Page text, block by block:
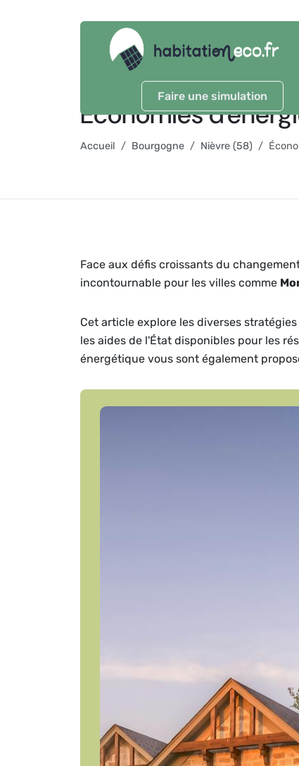
Faire une simulation
Économies
Accueil Bourgogne Nièvre (58)
Face aux défis croissants du
incontournable pour les villes comme
Cet article explore les diverses
les aides de l'État disponibles pour les
énergétique vous sont également